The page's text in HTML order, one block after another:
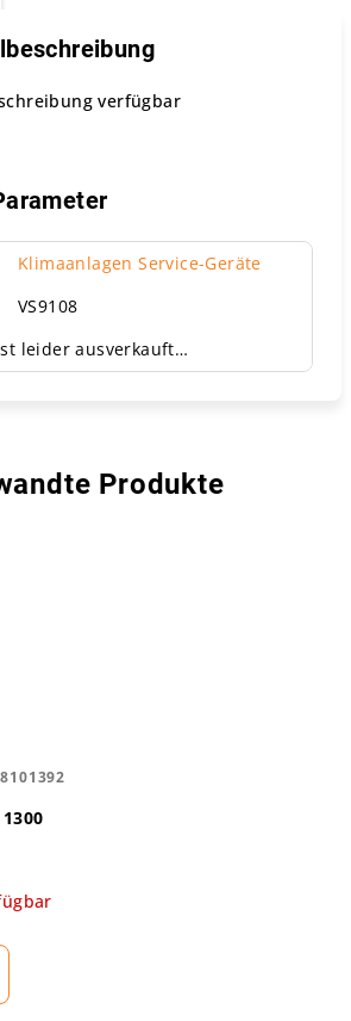
verfügbar
Klimaanlagen Service-Geräte
VS9108
leider ausverkauft…
Produkte
1300